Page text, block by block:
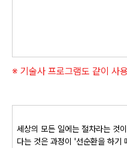
※ 기술사 프로그램도 같이 사
세상의 모든 일에는 절차라는 것
다는 것은 과정이 '선순환을 하기